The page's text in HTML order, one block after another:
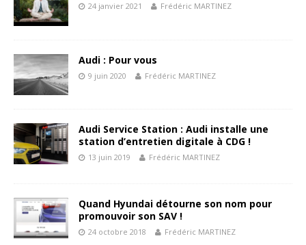
24 janvier 2021 Frédéric MARTINEZ
Audi : Pour vous
9 juin 2020 Frédéric MARTINEZ
Audi Service Station : Audi installe une
station d’entretien digitale à CDG !
13 juin 2019 Frédéric MARTINEZ
Quand Hyundai détourne son nom pour
promouvoir son SAV !
24 octobre 2018 Frédéric MARTINEZ